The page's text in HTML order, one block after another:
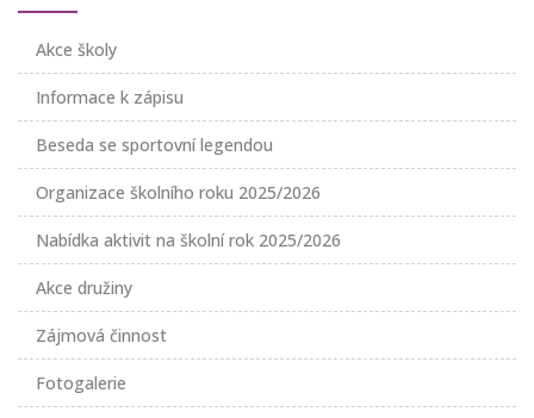
Akce školy
Informace k zápisu
Beseda se sportovní legendou
Organizace školního roku 2025/2026
Nabídka aktivit na školní rok 2025/2026
Akce družiny
Zájmová činnost
Fotogalerie